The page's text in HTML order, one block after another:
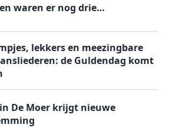
waren er nog drie…
lekkers en meezingbare
de Guldendag komt
De Moer krijgt nieuwe